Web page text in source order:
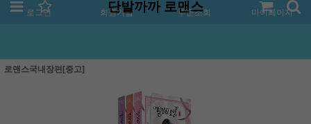
로그인 회원가입 주문조회 마이페이지
단발까까 로맨스
로맨스국내장편[중고]